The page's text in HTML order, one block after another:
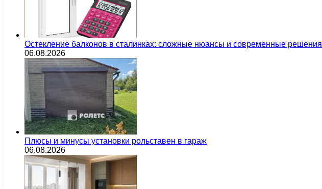
Остекление балконов в сталинках: сложные нюансы и современные решения
06.08.2026
Плюсы и минусы установки рольставен в гараж
06.08.2026